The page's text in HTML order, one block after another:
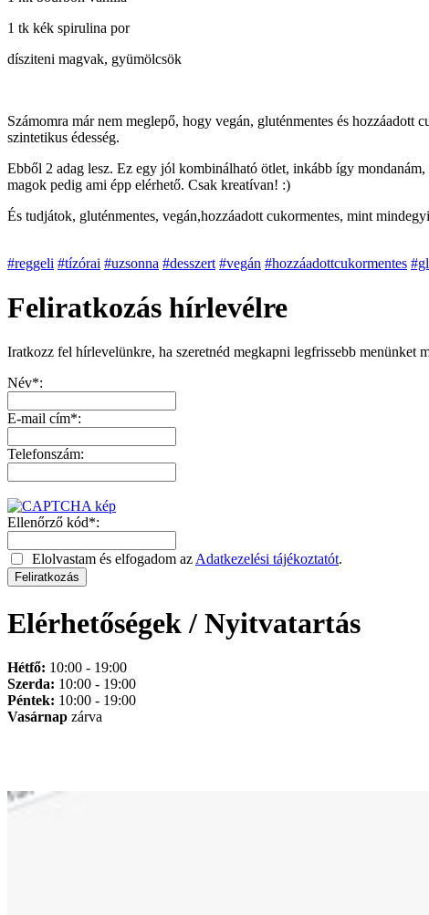
1 tk kék spirulina por
dísziteni magvak, gyümölcsök
Számomra már nem meglepő, hogy vegán, gluténmentes és
szintetikus édesség.
Ebből 2 adag lesz. Ez egy jól kombinálható ötlet, inkább így
magok pedig ami épp elérhető. Csak kreatívan! :)
És tudjátok, gluténmentes, vegán,hozzáadott cukormentes, mint
#reggeli #tízórai #uzsonna #desszert #vegán #hozzáadottcukormentes
Feliratkozás hírlevélre
Iratkozz fel hírlevelünkre, ha szeretnéd megkapni legfrissebb menünket
Név*:
E-mail cím*:
Telefonszám:
Ellenőrző kód*:
Elolvastam és elfogadom az Adatkezelési tájékoztatót.
Elérhetőségek / Nyitvatartás
Hétfő: 10:00 - 19:00
Szerda: 10:00 - 19:00
Péntek: 10:00 - 19:00
Vasárnap zárva